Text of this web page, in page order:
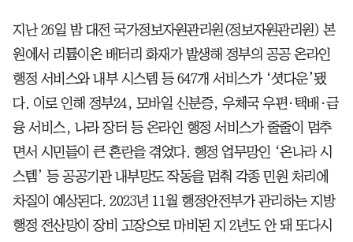
지난 26일 밤 대전 국가정보자원관리원(정보자원관리원) 본
원에서 리튬이온 배터리 화재가 발생해 정부의 공공 온라인
행정 서비스와 내부 시스템 등 647개 서비스가 ‘셧다운’됐
다. 이로 인해 정부24, 모바일 신분증, 우체국 우편·택배·금
융 서비스, 나라 장터 등 온라인 행정 서비스가 줄줄이 멈추
면서 시민들이 큰 혼란을 겪었다. 행정 업무망인 ‘온나라 시
스템’ 등 공공기관 내부망도 작동을 멈춰 각종 민원 처리에
차질이 예상된다. 2023년 11월 행정안전부가 관리하는 지방
행정 전산망이 장비 고장으로 마비된 지 2년도 안 돼 또다시